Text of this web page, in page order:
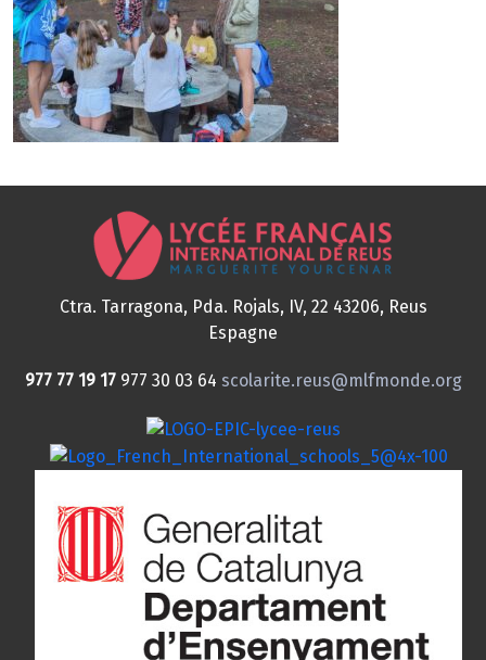
Ctra. Tarragona, Pda. Rojals, IV, 22 43206, Reus
Espagne
977 77 19 17 977 30 03 64 scolarite.reus@mlfmonde.org